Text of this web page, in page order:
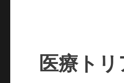
医療ト